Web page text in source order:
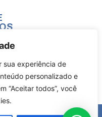
sua experiência de
personalizado e
“Aceitar todos”, você
–